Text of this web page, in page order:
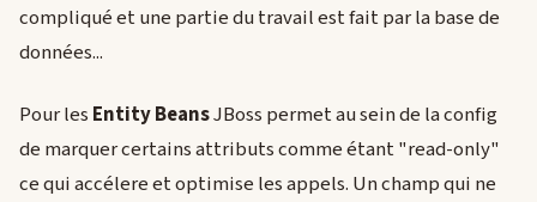
compliqué et une partie du travail est fait par la base de
données...
Pour les Entity BeansJBoss permet au sein de la config
de marquer certains attributs comme étant "read-only"
ce qui accélere et optimise les appels. Un champ qui ne